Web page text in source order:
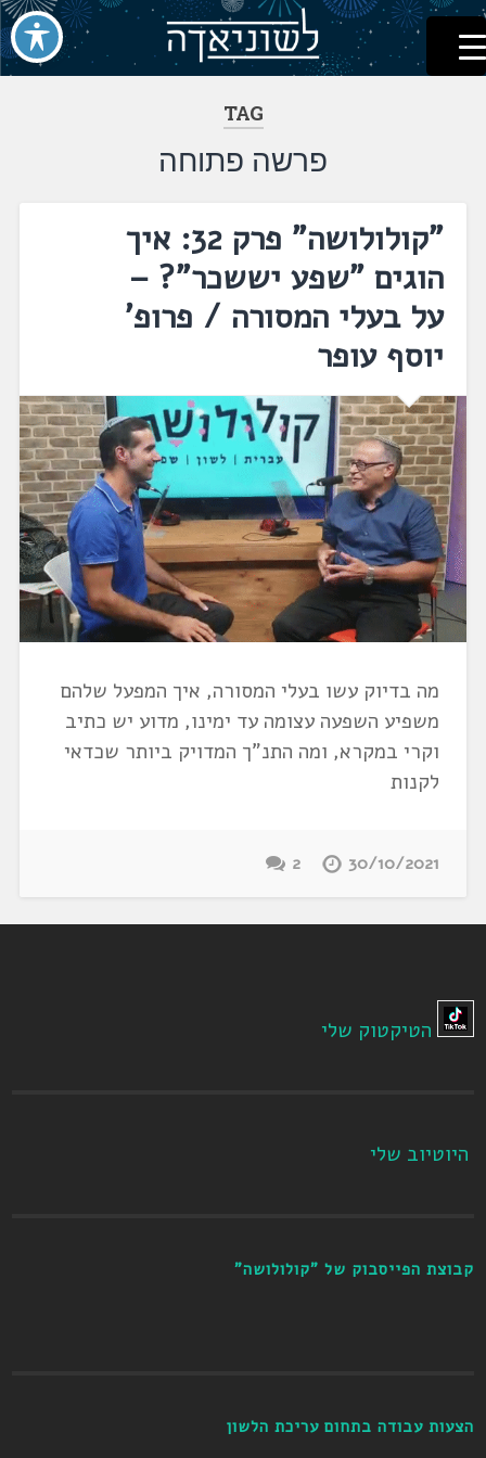
דלג
לתוכן
לשוניאדה
עברית. לשון. שפה
TAG
פרשה פתוחה
"קולולושה" פרק 32: איך
הוגים "שפע יששכר"? –
על בעלי המסורה / פרופ'
יוסף עופר
מה בדיוק עשו בעלי המסורה, איך המפעל שלהם
משפיע השפעה עצומה עד ימינו, מדוע יש כתיב
וקרי במקרא, ומה התנ"ך המדויק ביותר שכדאי
לקנות
30/10/2021
2
הטיקטוק שלי
היוטיוב שלי
קבוצת הפייסבוק של "קולולושה"
הצעות עבודה בתחום עריכת הלשון